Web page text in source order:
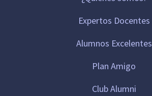
Expertos Docentes
Alumnos Excelentes
Plan Amigo
Club Alumni